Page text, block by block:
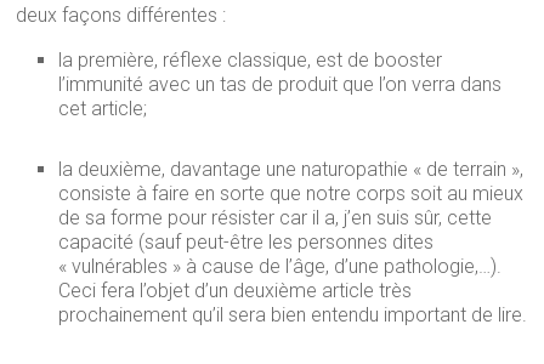
deux façons différentes :
la première, réflexe classique, est de booster
l’immunité avec un tas de produit que l’on verra dans
cet article;
la deuxième, davantage une naturopathie « de terrain »,
consiste à faire en sorte que notre corps soit au mieux
de sa forme pour résister car il a, j’en suis sûr, cette
capacité (sauf peut-être les personnes dites
« vulnérables » à cause de l’âge, d’une pathologie,…).
Ceci fera l’objet d’un deuxième article très
prochainement qu’il sera bien entendu important de lire.